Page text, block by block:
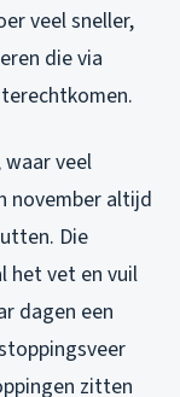
veel sneller,
die via
veel
november altijd
Die
het vet en vuil
dagen een
zitten